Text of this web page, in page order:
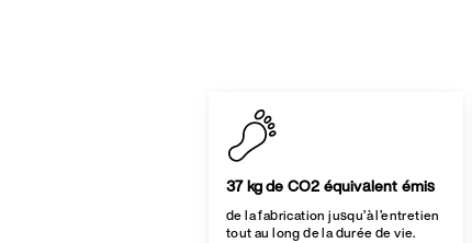
37 kg de CO2 équivalent émis
de la fabrication jusqu’à l’entretien
tout au long de la durée de vie.